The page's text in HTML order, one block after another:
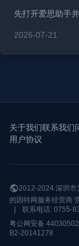
先打开爱思助手
2026-07-21
关于我们联系我们
用户协议
2012-2024 深圳市
的因特网服务经营商
联系电话: 0755-
粤公网安备
B2-20141278